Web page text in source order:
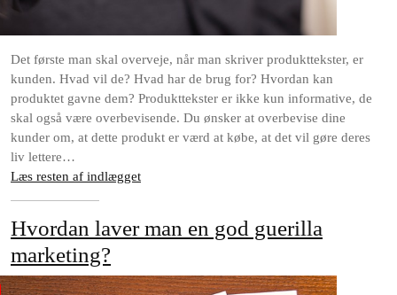
Det første man skal overveje, når man skriver produkttekster, er
kunden. Hvad vil de? Hvad har de brug for? Hvordan kan
produktet gavne dem? Produkttekster er ikke kun informative, de
skal også være overbevisende. Du ønsker at overbevise dine
kunder om, at dette produkt er værd at købe, at det vil gøre deres
liv lettere…
Læs resten af indlægget
Hvordan laver man en god guerilla
marketing?